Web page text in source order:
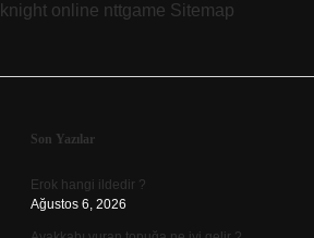
knight online nttgame Sitemap
Sidebar
Son Yazılar
Erok hangi ildedir ?
Ağustos 6, 2026